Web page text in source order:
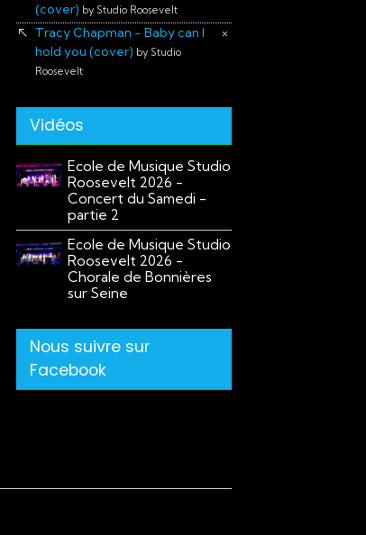
(cover) by Studio Roosevelt
×
Tracy Chapman - Baby can I
hold you (cover) by Studio
Roosevelt
Vidéos
Ecole de Musique Studio
Roosevelt 2026 -
Concert du Samedi -
partie 2
Ecole de Musique Studio
Roosevelt 2026 -
Chorale de Bonnières
sur Seine
Nous suivre sur
Facebook